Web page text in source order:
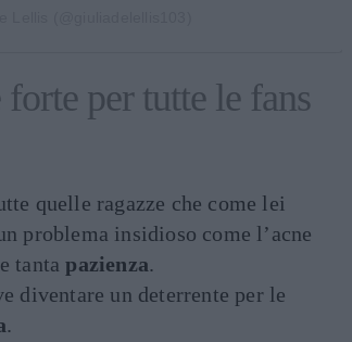
per tutte le fans
quelle ragazze che come lei
problema insidioso come l’acne
tantapazienza.
diventare un deterrente per le
.